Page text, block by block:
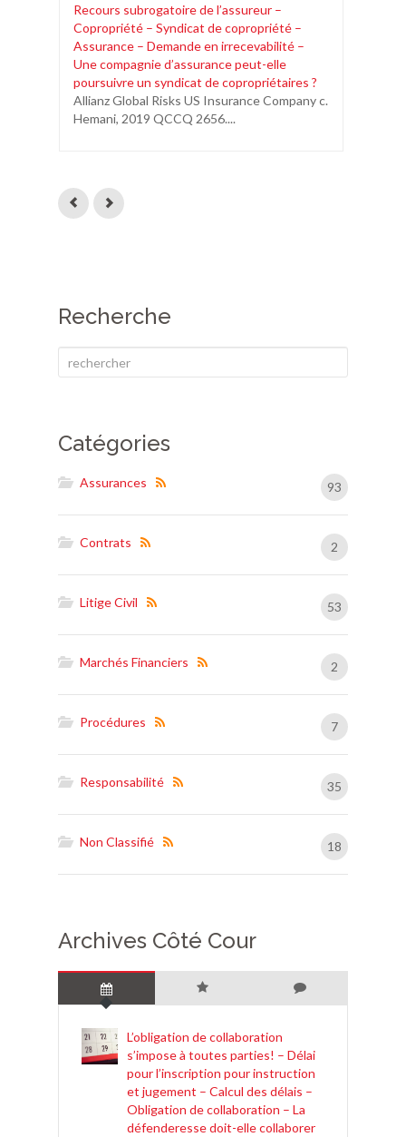
Recours subrogatoire de l’assureur –
Copropriété – Syndicat de copropriété –
Assurance – Demande en irrecevabilité –
Une compagnie d’assurance peut-elle
poursuivre un syndicat de copropriétaires ?
Allianz Global Risks US Insurance Company c.
Hemani, 2019 QCCQ 2656....
Recherche
Catégories
Assurances 93
Contrats 2
Litige Civil 53
Marchés Financiers 2
Procédures 7
Responsabilité 35
Non Classifié 18
Archives Côté Cour
L’obligation de collaboration
s’impose à toutes parties! – Délai
pour l’inscription pour instruction
et jugement – Calcul des délais –
Obligation de collaboration – La
défenderesse doit-elle collaborer